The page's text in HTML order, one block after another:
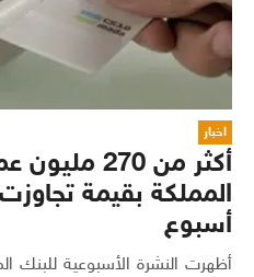
اخبار
أكثر من 270
أسبوع
أظهرت النشرة الأسبوعية للبنك